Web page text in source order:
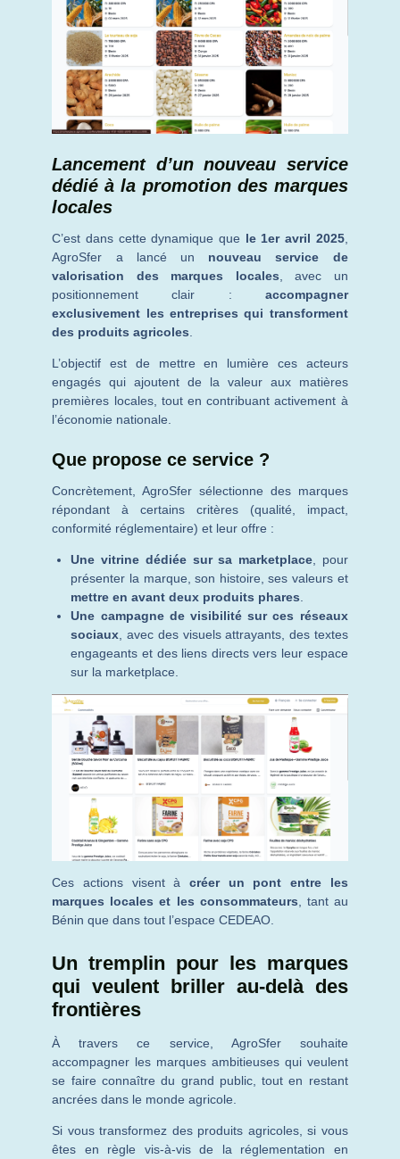
Lancement d’un nouveau service
dédié à la promotion des marques
locales
C’est dans cette dynamique que le 1er avril 2025,
AgroSfer a lancé un nouveau service de
valorisation des marques locales , avec un
positionnement clair : accompagner
exclusivement les entreprises qui transforment
des produits agricoles
L’objectif est de mettre en lumière ces acteurs
engagés qui ajoutent de la valeur aux matières
premières locales, tout en contribuant activement à
l’économie nationale.
Que propose ce service ?
Concrètement, AgroSfer sélectionne des marques
répondant à certains critères (qualité, impact,
conformité réglementaire) et leur offre :
Une vitrine dédiée sur sa marketplace, pour
présenter la marque, son histoire, ses valeurs et
mettre en avant deux produits phares
Une campagne de visibilité sur ces réseaux
sociaux , avec des visuels attrayants, des textes
engageants et des liens directs vers leur espace
sur la marketplace.
Ces actions visent à créer un pont entre les
marques locales et les consommateurs , tant au
Bénin que dans tout l’espace CEDEAO.
Un tremplin pour les marques
qui veulent briller au-delà des
frontières
À travers ce service, AgroSfer souhaite
accompagner les marques ambitieuses qui veulent
se faire connaître du grand public, tout en restant
ancrées dans le monde agricole.
Si vous transformez des produits agricoles, si vous
êtes en règle vis-à-vis de la réglementation en